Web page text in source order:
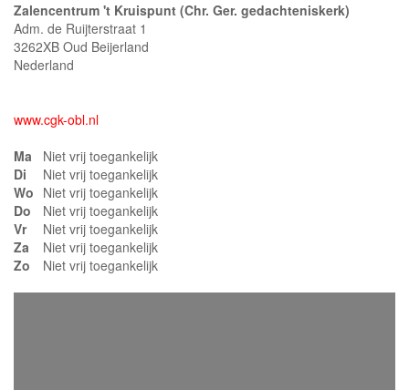
Zalencentrum 't Kruispunt (Chr. Ger. gedachteniskerk)
Adm. de Ruijterstraat 1
3262XB Oud Beijerland
Nederland
www.cgk-obl.nl
Ma
Niet vrij toegankelijk
Di
Niet vrij toegankelijk
Wo Niet vrij toegankelijk
Do
Niet vrij toegankelijk
Vr
Niet vrij toegankelijk
Za
Niet vrij toegankelijk
Zo
Niet vrij toegankelijk